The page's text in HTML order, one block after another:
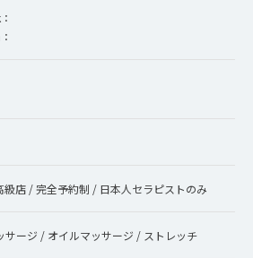
級店 / 完全予約制 / 日本人セラピストのみ
サージ / オイルマッサージ / ストレッチ